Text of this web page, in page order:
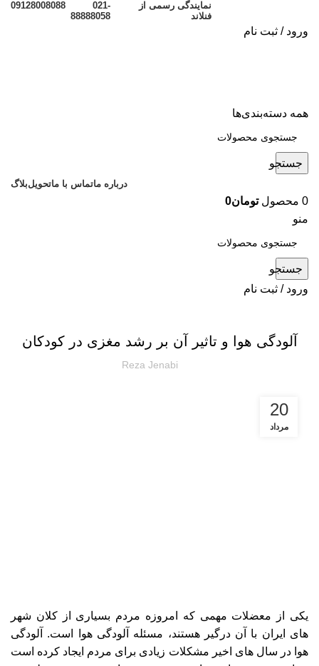
نمایندگی رسمی از
فنلاند
021-
88888058
09128008088
ورود / ثبت نام
همه دسته‌بندی‌ها
جستجو
درباره ماتماس با ماتحویلبلاگ
0 محصول تومان0
منو
جستجو
ورود / ثبت نام
آلودگی هوا و تاثیر آن بر رشد مغزی در کودکان
Reza Jenabi
20
مرداد
یکی از معضلات مهمی که امروزه مردم بسیاری از کلان شهر
های ایران با آن درگیر هستند، مسئله آلودگی هوا است. آلودگی
هوا در سال‌ های اخیر مشکلات زیادی برای مردم ایجاد کرده است